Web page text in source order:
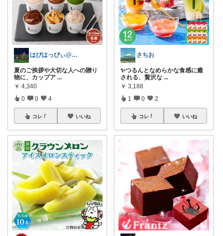
はぴはっぴぃ@7/1ご購入感謝！！
夏のご挨拶や大切な人への贈り
物に、カップア ...
￥ 4,340
0 0 4
コレ いいね
さちお
✨つるんとなめらかな食感に癒
される、贅沢な ...
￥ 3,188
1 0 2
コレ いいね